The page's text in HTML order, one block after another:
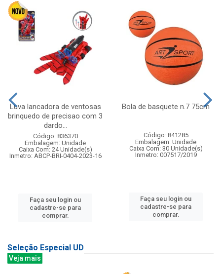
Luva lancadora de ventosas
brinquedo de precisao com 3
dardo...
Código: 836370
Embalagem: Unidade
Caixa Com: 24 Unidade(s)
Inmetro: ABCP-BRI-0404-2023-16
Faça seu login ou
cadastre-se para
comprar.
Bola de basquete n.7 75cm
Código: 841285
Embalagem: Unidade
Caixa Com: 30 Unidade(s)
Inmetro: 007517/2019
Faça seu login ou
cadastre-se para
comprar.
Seleção Especial UD
Veja mais